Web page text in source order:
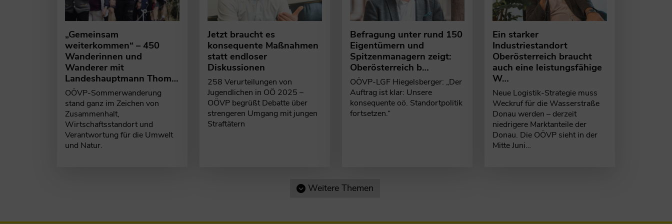
„Gemeinsam
weiterkommen“ – 450
Wanderinnen und
Wanderer mit
Landeshauptmann Thom…
OÖVP-Sommerwanderung
stand ganz im Zeichen von
Zusammenhalt,
Wirtschaftsstandort und
Verantwortung für die Umwelt
und Natur.
Jetzt braucht es
konsequente Maßnahmen
statt endloser
Diskussionen
258 Verurteilungen von
Jugendlichen in OÖ 2025 –
OÖVP begrüßt Debatte über
strengeren Umgang mit jungen
Straftätern
Befragung unter rund 150
Eigentümern und
Spitzenmanagern zeigt:
Oberösterreich b…
OÖVP-LGF Hiegelsberger: „Der
Auftrag ist klar: Unsere
konsequente oö. Standortpolitik
fortsetzen.“
Ein starker
Industriestandort
Oberösterreich braucht
auch eine leistungsfähige
W…
Neue Logistik-Strategie muss
Weckruf für die Wasserstraße
Donau werden – derzeit
niedrigere Marktanteile der
Donau. Die OÖVP sieht in der
Mitte Juni…
Weitere Themen